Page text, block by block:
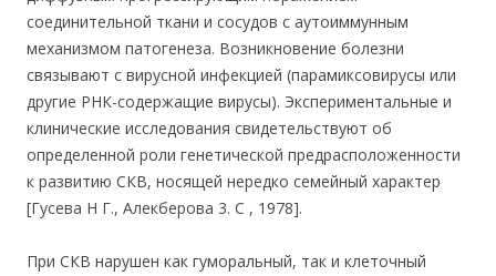
соединительной ткани и сосудов с аутоиммунным
механизмом патогенеза. Возникновение болезни
связывают с вирусной инфекцией (парамиксовирусы или
другие РНК-содержащие вирусы). Экспериментальные и
клинические исследования свидетельствуют об
определенной роли генетической предрасположенности
к развитию СКВ, носящей нередко семейный характер
[Гусева Н Г., Алекберова 3. С , 1978].
При СКВ нарушен как гуморальный, так и клеточный